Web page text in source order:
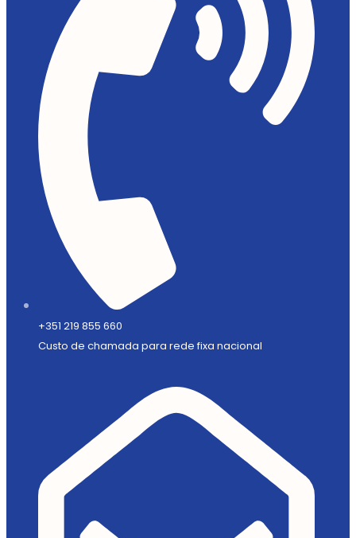
+351 219 855 660
Custo de chamada para rede fixa nacional